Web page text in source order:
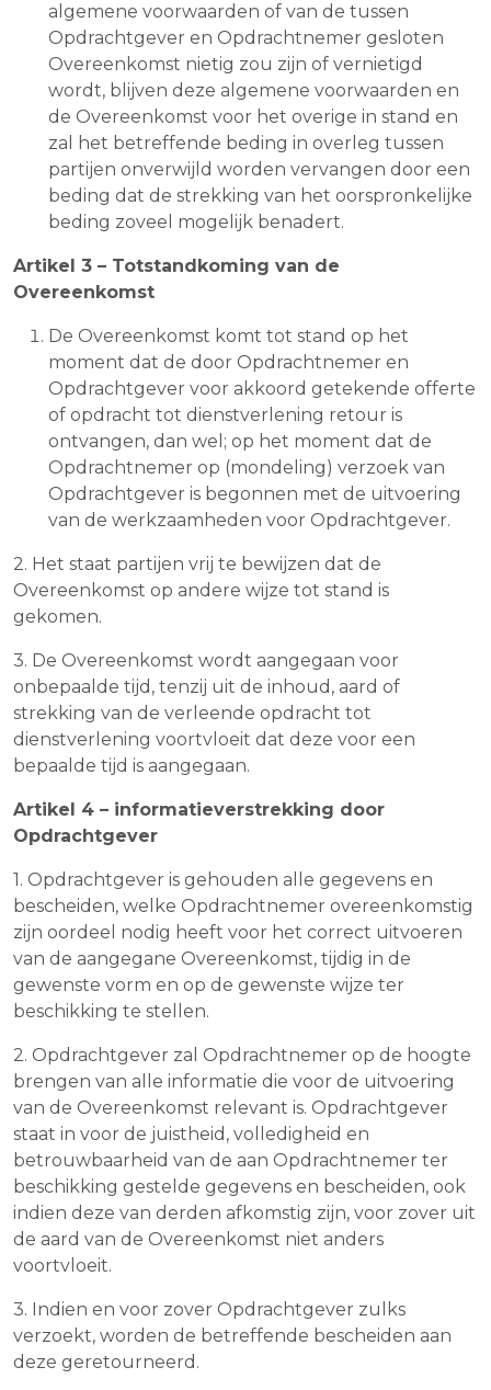
algemene voorwaarden of van de tussen
Opdrachtgever en Opdrachtnemer gesloten
Overeenkomst nietig zou zijn of vernietigd
wordt, blijven deze algemene voorwaarden en
de Overeenkomst voor het overige in stand en
zal het betreffende beding in overleg tussen
partijen onverwijld worden vervangen door een
beding dat de strekking van het oorspronkelijke
beding zoveel mogelijk benadert.
Artikel 3 – Totstandkoming van de
Overeenkomst
De Overeenkomst komt tot stand op het
moment dat de door Opdrachtnemer en
Opdrachtgever voor akkoord getekende offerte
of opdracht tot dienstverlening retour is
ontvangen, dan wel; op het moment dat de
Opdrachtnemer op (mondeling) verzoek van
Opdrachtgever is begonnen met de uitvoering
van de werkzaamheden voor Opdrachtgever.
2. Het staat partijen vrij te bewijzen dat de
Overeenkomst op andere wijze tot stand is
gekomen.
3. De Overeenkomst wordt aangegaan voor
onbepaalde tijd, tenzij uit de inhoud, aard of
strekking van de verleende opdracht tot
dienstverlening voortvloeit dat deze voor een
bepaalde tijd is aangegaan.
Artikel 4 – informatieverstrekking door
Opdrachtgever
1. Opdrachtgever is gehouden alle gegevens en
bescheiden, welke Opdrachtnemer overeenkomstig
zijn oordeel nodig heeft voor het correct uitvoeren
van de aangegane Overeenkomst, tijdig in de
gewenste vorm en op de gewenste wijze ter
beschikking te stellen.
2. Opdrachtgever zal Opdrachtnemer op de hoogte
brengen van alle informatie die voor de uitvoering
van de Overeenkomst relevant is. Opdrachtgever
staat in voor de juistheid, volledigheid en
betrouwbaarheid van de aan Opdrachtnemer ter
beschikking gestelde gegevens en bescheiden, ook
indien deze van derden afkomstig zijn, voor zover uit
de aard van de Overeenkomst niet anders
voortvloeit.
3. Indien en voor zover Opdrachtgever zulks
verzoekt, worden de betreffende bescheiden aan
deze geretourneerd.